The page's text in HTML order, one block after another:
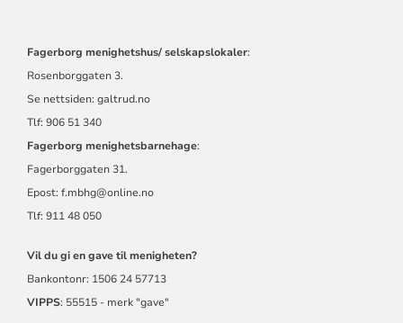
Fagerborg menighetshus/ selskapslokaler:
Rosenborggaten 3.
Se nettsiden: galtrud.no
Tlf: 906 51 340
Fagerborg menighetsbarnehage:
Fagerborggaten 31.
Epost: f.mbhg@online.no
Tlf: 911 48 050
Vil du gi en gave til menigheten?
Bankontonr: 1506 24 57713
VIPPS: 55515 - merk "gave"